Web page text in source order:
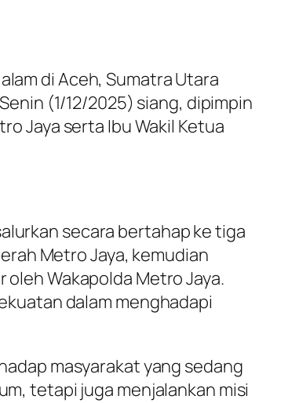
di Aceh, Sumatra Utara
(1/12/2025) siang, dipimpin
Jaya serta Ibu Wakil Ketua
secara bertahap ke tiga
Metro Jaya, kemudian
Wakapolda Metro Jaya.
dalam menghadapi
masyarakat yang sedang
tetapi juga menjalankan misi